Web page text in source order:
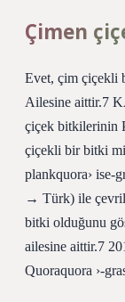
Çimen
Evet, çim çiçekli
Ailesine aittir.7
çiçek bitkilerinin
çiçekli bir bitki
plankquora› ise-
→ Türk) ile
bitki olduğunu
ailesine aittir.7
Quoraquora ›-